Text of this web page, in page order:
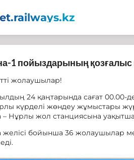
1 пойыздарының қозғалыс
жолаушылар!
24 қаңтарында сағат 00.00-
күрделі жөндеу жұмыстары
– Нұрлы жол станциясына
желісі бойынша 36 жолаушылар